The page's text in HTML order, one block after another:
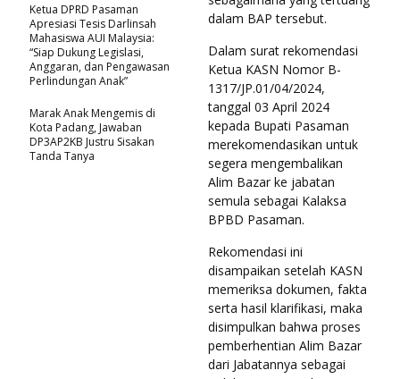
dalam BAP tersebut.
Dalam surat rekomendasi
Ketua KASN Nomor B-
1317/JP.01/04/2024,
tanggal 03 April 2024
kepada Bupati Pasaman
merekomendasikan untuk
segera mengembalikan
Alim Bazar ke jabatan
semula sebagai Kalaksa
BPBD Pasaman.
Rekomendasi ini
disampaikan setelah KASN
memeriksa dokumen, fakta
serta hasil klarifikasi, maka
disimpulkan bahwa proses
pemberhentian Alim Bazar
dari Jabatannya sebagai
Ketua DPRD Pasaman
Apresiasi Tesis Darlinsah
Mahasiswa AUI Malaysia:
“Siap Dukung Legislasi,
Anggaran, dan Pengawasan
Perlindungan Anak”
Marak Anak Mengemis di
Kota Padang, Jawaban
DP3AP2KB Justru Sisakan
Tanda Tanya